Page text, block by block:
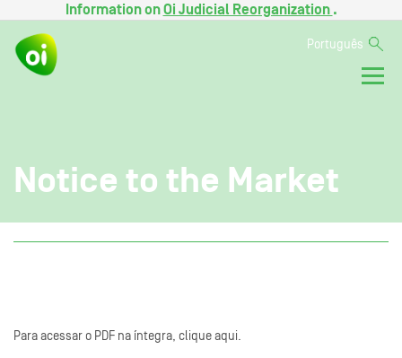
Information onOi Judicial Reorganization .
Português
Notice to the Market
Para acessar o PDF na íntegra, clique aqui.